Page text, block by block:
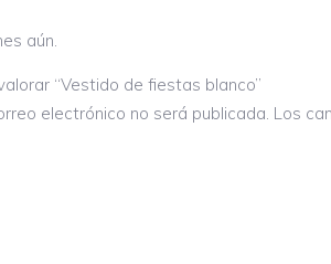
aún.
“Vestido de fiestas blanco”
electrónico no será publicada. Los